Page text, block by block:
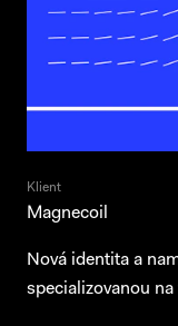
Klient
Magnecoil
Nová identita a
specializovanou